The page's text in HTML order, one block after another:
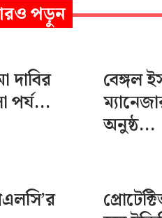
পড়ুন
দাবির
পর্য...
বেঙ্গল
অনুষ্ঠ...